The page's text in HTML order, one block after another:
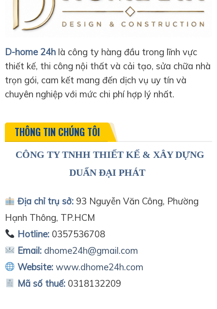
D-home 24h là công ty hàng đầu trong lĩnh vực
thiết kế, thi công nội thất và cải tạo, sửa chữa nhà
trọn gói, cam kết mang đến dịch vụ uy tín và
chuyên nghiệp với mức chi phí hợp lý nhất.
THÔNG TIN CHÚNG TÔI
CÔNG TY TNHH THIẾT KẾ & XÂY DỰNG
DUẨN ĐẠI PHÁT
Địa chỉ trụ sở:93 Nguyễn Văn Công, Phường
Hạnh Thông, TP.HCM
Hotline:0357536708
Email: dhome24h@gmail.com
Website: www.dhome24h.com
Mã số thuế: 0318132209